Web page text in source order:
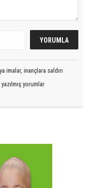
imalar, inançlara saldırı
yorumlar